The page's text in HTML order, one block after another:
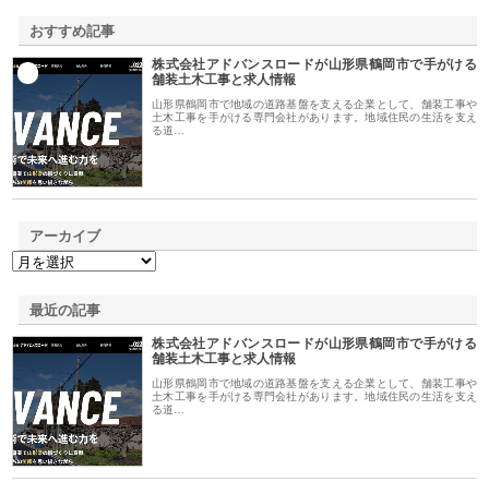
おすすめ記事
株式会社アドバンスロードが山形県鶴岡市で手がける
舗装土木工事と求人情報
山形県鶴岡市で地域の道路基盤を支える企業として、舗装工事や
土木工事を手がける専門会社があります。地域住民の生活を支え
る道…
アーカイブ
最近の記事
株式会社アドバンスロードが山形県鶴岡市で手がける
舗装土木工事と求人情報
山形県鶴岡市で地域の道路基盤を支える企業として、舗装工事や
土木工事を手がける専門会社があります。地域住民の生活を支え
る道…